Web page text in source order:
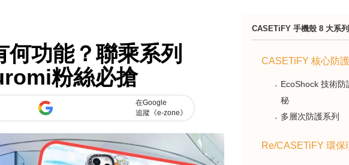
功能？聯乘系列
粉絲必搶
在Google
追蹤《e-zone》
CASETiFY 手機殼 8 大系
CASETiFY 核心防
EcoShock 技術防
秘
多層次防護系列
Re/CASETiFY 環保